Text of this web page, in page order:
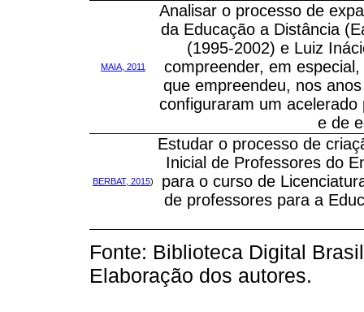
MAIA, 2011
Analisar o processo de
da Educação a Distância
(1995-2002) e Luiz
compreender, em
que empreendeu, nos
configuraram um
e de
BERBAT, 2015)
Estudar o processo de
Inicial de Professores do
para o curso de
de professores para a
Fonte: Biblioteca Digital
Elaboração dos autores.